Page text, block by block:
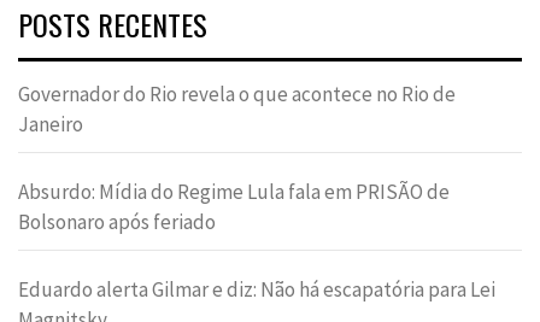
POSTS RECENTES
Governador do Rio revela o que acontece no Rio de
Janeiro
Absurdo: Mídia do Regime Lula fala em PRISÃO de
Bolsonaro após feriado
Eduardo alerta Gilmar e diz: Não há escapatória para Lei